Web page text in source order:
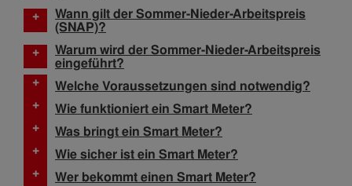
+
Wann gilt der Sommer-Nieder-Arbeitspreis
(SNAP)?
+
Warum wird der Sommer-Nieder-Arbeitspreis
eingeführt?
+
Welche Voraussetzungen sind notwendig?
+
Wie funktioniert ein Smart Meter?
+
Was bringt ein Smart Meter?
+
Wie sicher ist ein Smart Meter?
+
Wer bekommt einen Smart Meter?